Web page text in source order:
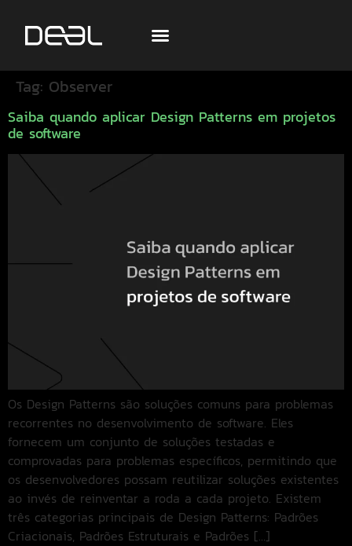
Tag: Observer
Saiba quando aplicar Design Patterns em projetos
de software
Os Design Patterns são soluções comuns para problemas
recorrentes no desenvolvimento de software. Eles
fornecem um conjunto de soluções testadas e
comprovadas para problemas específicos, permitindo que
os desenvolvedores possam reutilizar soluções existentes
ao invés de reinventar a roda a cada projeto. Existem
três categorias principais de Design Patterns: Padrões
Criacionais, Padrões Estruturais e Padrões […]